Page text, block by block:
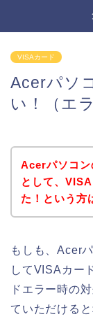
VISAカード
Acerパソ
い！（エ
Acerパソコン
として、
た！という方
もしも、Acer
してVISAカー
ドエラー時の
ていただけると